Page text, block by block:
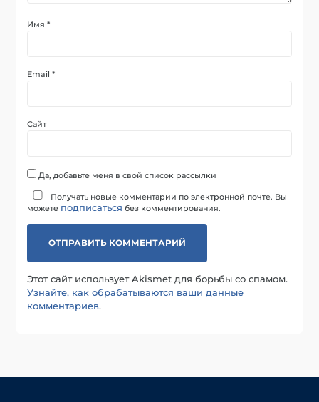
Имя*
Email*
Сайт
Да, добавьте меня в свой список рассылки
Получать новые комментарии по электронной почте. Вы
можете подписаться без комментирования.
Этот сайт использует Akismet для борьбы со спамом.
Узнайте, как обрабатываются ваши данные
комментариев.